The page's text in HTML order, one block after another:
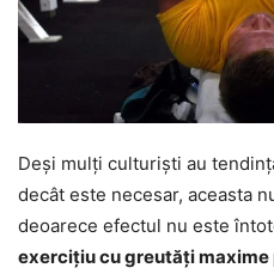
Deși mulți culturiști au
decât este necesar, aceasta
deoarece efectul nu este
exercițiu cu greutăți